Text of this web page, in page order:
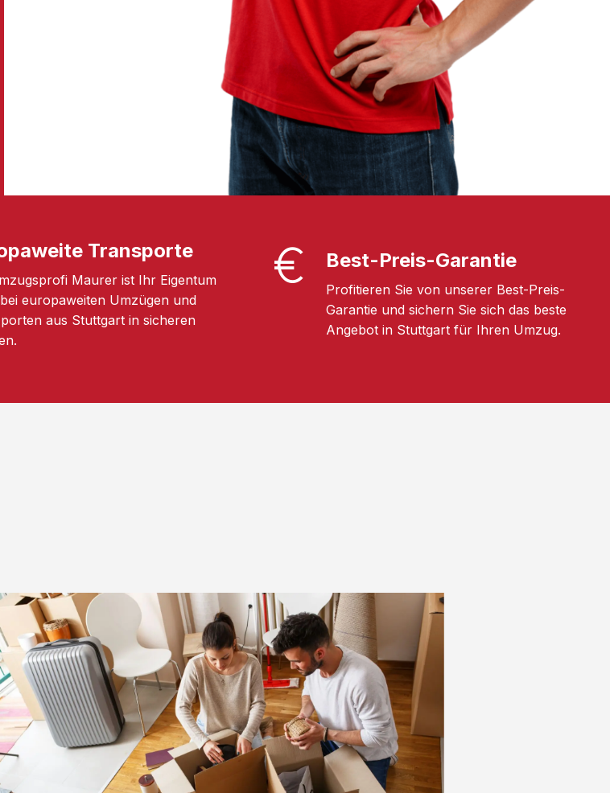
Transporte
Maurer ist Ihr Eigentum
europaweiten Umzügen und
aus Stuttgart in sicheren
Best-Preis-Garantie
Profitieren Sie von unserer Best-Preis-
Garantie und sichern Sie sich das beste
Angebot in Stuttgart für Ihren Umzug.